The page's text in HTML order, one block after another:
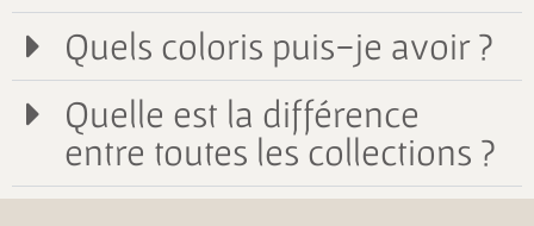
Quels coloris puis-je avoir ?
Quelle est la différence
entre toutes les collections ?